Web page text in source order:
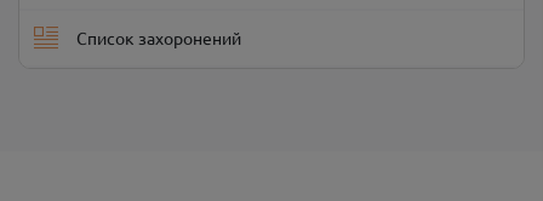
Список захоронений